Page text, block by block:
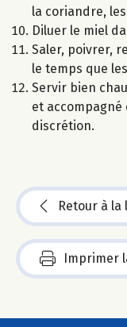
la coriandre,
Diluer le miel
Saler, poivrer,
le temps que
Servir bien
et accompagné
discrétion.
Retour à la
Imprimer